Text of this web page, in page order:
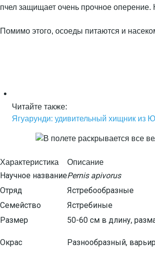
пчел защищает очень прочное оперение.
Помимо этого, осоеды питаются и
Читайте также:
Ягуарунди: удивительный хищник из
Характеристика Описание
Научное названиеPernis apivorus
Отряд
Ястребообразные
Семейство
Ястребиные
Размер
50-60 см в длину,
Окрас Разнообразный,